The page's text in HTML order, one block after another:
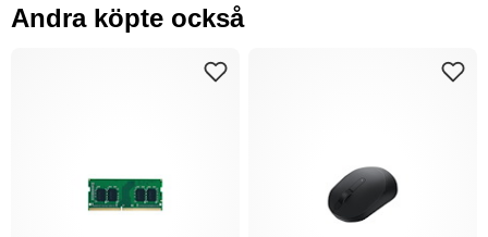
Andra köpte också